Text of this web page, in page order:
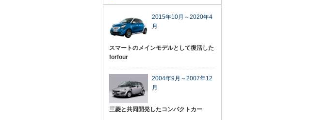
2015年10月～2020年4
月
スマートのメインモデルとして復活した
forfour
2004年9月～2007年12
月
三菱と共同開発したコンパクトカー